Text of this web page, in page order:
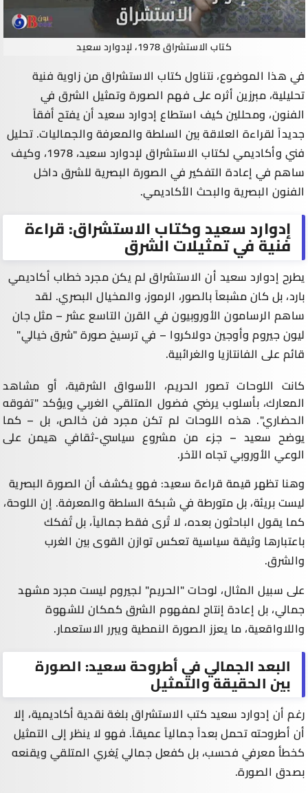
كتاب الاستشراق 1978، لإدوارد سعيد
في هذا الموضوع، نتناول كتاب الاستشراق من زاوية فنية
تحليلية، مبرزين أثره على فهم الصورة وتمثيل الشرق في
الفنون، ومحللين كيف استطاع إدوارد سعيد أن يفتح أفقاً
جديداً لقراءة العلاقة بين السلطة والمعرفة والجماليات. تحليل
فني وأكاديمي لكتاب الاستشراق لإدوارد سعيد، 1978، وكيف
ساهم في إعادة التفكير في الصورة البصرية للشرق داخل
الفنون البصرية والبحث الأكاديمي.
إدوارد سعيد وكتاب الاستشراق: قراءة
فنية في تمثيلات الشرق
يطرح إدوارد سعيد أن الاستشراق لم يكن مجرد خطاب أكاديمي
بارد، بل كان مشبعاً بالصور، الرموز، والمخيال البصري. لقد
ساهم الرسامون الأوروبيون في القرن التاسع عشر – مثل جان
ليون جيروم وأوجين دولاكروا – في ترسيخ صورة "شرق خيالي"
قائم على الفانتازيا والغرائبية.
كانت اللوحات تصور الحريم، الأسواق الشرقية، أو مشاهد
المعارك، بأسلوب يرضي فضول المتلقي الغربي ويؤكد "تفوقه
الحضاري". هذه اللوحات لم تكن مجرد فن خالص، بل – كما
يوضح سعيد – جزء من مشروع سياسي-ثقافي هيمن على
الوعي الأوروبي تجاه الآخر.
وهنا تظهر قيمة قراءة سعيد: فهو يكشف أن الصورة البصرية
ليست بريئة، بل متورطة في شبكة السلطة والمعرفة. إن اللوحة،
كما يقول الباحثون بعده، لا تُرى فقط جمالياً، بل تُفكك
باعتبارها وثيقة سياسية تعكس توازن القوى بين الغرب
والشرق.
على سبيل المثال، لوحات "الحريم" لجيروم ليست مجرد مشهد
جمالي، بل إعادة إنتاج لمفهوم الشرق كمكان للشهوة
واللاواقعية، ما يعزز الصورة النمطية ويبرر الاستعمار.
البعد الجمالي في أطروحة سعيد: الصورة
بين الحقيقة والتمثيل
رغم أن إدوارد سعيد كتب الاستشراق بلغة نقدية أكاديمية، إلا
أن أطروحته تحمل بعداً جمالياً عميقاً. فهو لا ينظر إلى التمثيل
كخطأ معرفي فحسب، بل كفعل جمالي يُغري المتلقي ويقنعه
بصدق الصورة.